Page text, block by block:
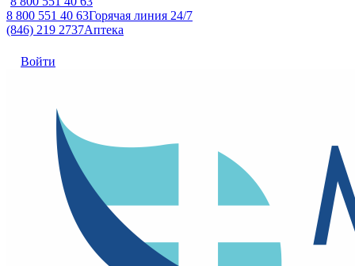
8 800 551 40 63Горячая линия 24/7
(846) 219 2737Аптека
Войти